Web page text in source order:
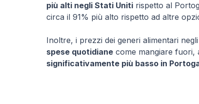
più alti negli Stati Uniti rispetto al
circa il 91% più alto rispetto ad altre
Inoltre, i prezzi dei generi alimentari
spese quotidiane come mangiare fuori,
significativamente più basso in